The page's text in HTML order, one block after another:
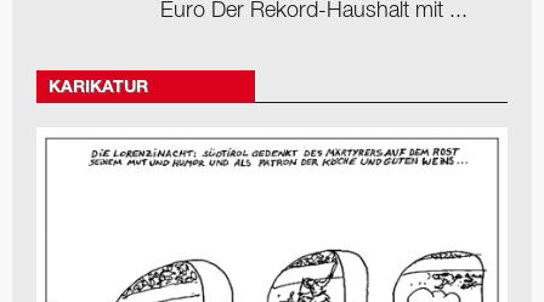
Euro Der Rekord-Haushalt mit ...
KARIKATUR